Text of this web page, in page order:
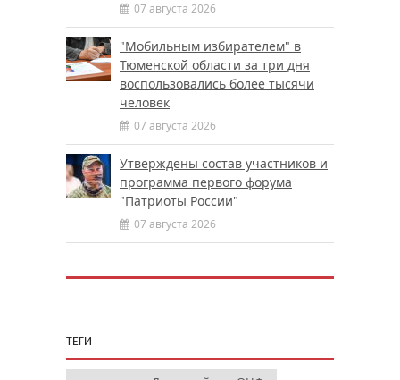
07 августа 2026
"Мобильным избирателем" в
Тюменской области за три дня
воспользовались более тысячи
человек
07 августа 2026
Утверждены состав участников и
программа первого форума
"Патриоты России"
07 августа 2026
ТЕГИ